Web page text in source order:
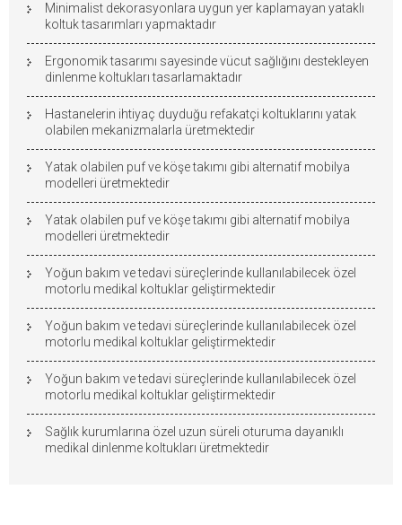
Minimalist dekorasyonlara uygun yer kaplamayan yataklı
koltuk tasarımları yapmaktadır
Ergonomik tasarımı sayesinde vücut sağlığını destekleyen
dinlenme koltukları tasarlamaktadır
Hastanelerin ihtiyaç duyduğu refakatçi koltuklarını yatak
olabilen mekanizmalarla üretmektedir
Yatak olabilen puf ve köşe takımı gibi alternatif mobilya
modelleri üretmektedir
Yatak olabilen puf ve köşe takımı gibi alternatif mobilya
modelleri üretmektedir
Yoğun bakım ve tedavi süreçlerinde kullanılabilecek özel
motorlu medikal koltuklar geliştirmektedir
Yoğun bakım ve tedavi süreçlerinde kullanılabilecek özel
motorlu medikal koltuklar geliştirmektedir
Yoğun bakım ve tedavi süreçlerinde kullanılabilecek özel
motorlu medikal koltuklar geliştirmektedir
Sağlık kurumlarına özel uzun süreli oturuma dayanıklı
medikal dinlenme koltukları üretmektedir